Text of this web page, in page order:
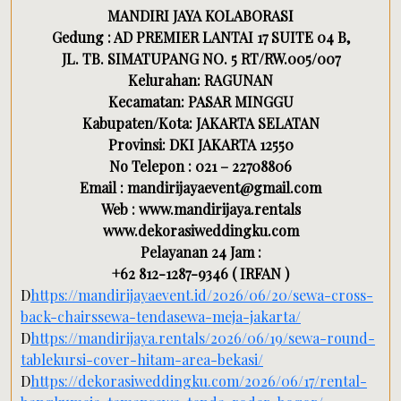
MANDIRI JAYA KOLABORASI
Gedung : AD PREMIER LANTAI 17 SUITE 04 B,
JL. TB. SIMATUPANG NO. 5 RT/RW.005/007
Kelurahan: RAGUNAN
Kecamatan: PASAR MINGGU
Kabupaten/Kota: JAKARTA SELATAN
Provinsi: DKI JAKARTA 12550
No Telepon : 021 – 22708806
Email : mandirijayaevent@gmail.com
Web : www.mandirijaya.rentals
www.dekorasiweddingku.com
Pelayanan 24 Jam :
+62 812-1287-9346 ( IRFAN )
Dhttps://mandirijayaevent.id/2026/06/20/sewa-cross-
back-chairssewa-tendasewa-meja-jakarta/
Dhttps://mandirijaya.rentals/2026/06/19/sewa-round-
tablekursi-cover-hitam-area-bekasi/
Dhttps://dekorasiweddingku.com/2026/06/17/rental-